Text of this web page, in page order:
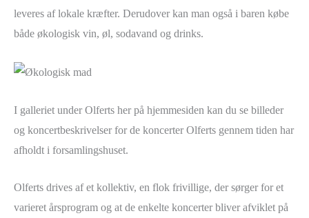
leveres af lokale kræfter. Derudover kan man også i baren købe
både økologisk vin, øl, sodavand og drinks.
I galleriet under Olferts her på hjemmesiden kan du se billeder
og koncertbeskrivelser for de koncerter Olferts gennem tiden har
afholdt i forsamlingshuset.
Olferts drives af et kollektiv, en flok frivillige, der sørger for et
varieret årsprogram og at de enkelte koncerter bliver afviklet på